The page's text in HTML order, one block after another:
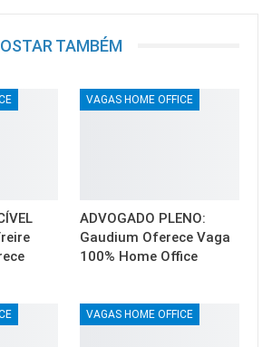
TAMBÉM
VAGAS HOME OFFICE
ADVOGADO PLENO:
Gaudium Oferece Vaga
100% Home Office
VAGAS HOME OFFICE